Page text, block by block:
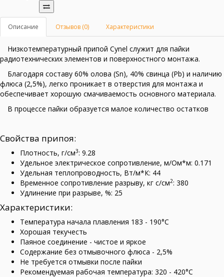
Описание Отзывов (0) Характеристики
Низкотемпературный припой Cynel служит для пайки
радиотехнических элементов и поверхностного монтажа.
Благодаря составу 60% олова (Sn), 40% свинца (Pb) и наличию
флюса (2,5%), легко проникает в отверстия для монтажа и
обеспечивает хорошую смачиваемость основного материала.
В процессе пайки образуется малое количество остатков
Свойства припоя:
Плотность, г/см3: 9.28
Удельное электрическое сопротивление, м/Ом*м: 0.171
Удельная теплопроводность, Вт/м*К: 44
Временное сопротивление разрыву, кг с/см2: 380
Удлинение при разрыве, %: 25
Характеристики:
Температура начала плавления 183 - 190°C
Хорошая текучесть
Паяное соединение - чистое и яркое
Содержание без отмывочного флюса - 2,5%
Не требуется отмывки после пайки
Рекомендуемая рабочая температура: 320 - 420°C